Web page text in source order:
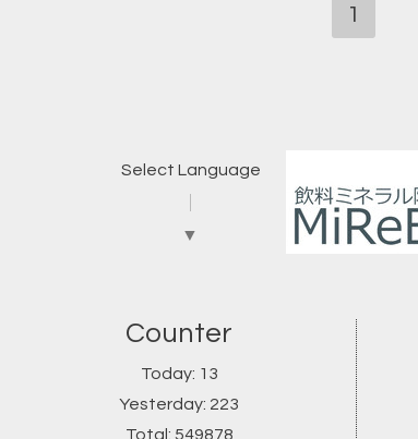
1
Select Language
▼
Counter
Today: 13
Yesterday: 223
Total: 549878